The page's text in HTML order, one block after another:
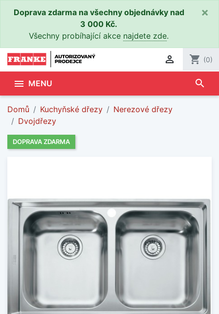
Doprava zdarma na všechny objednávky nad
3 000 Kč.
Všechny probíhající akce najdete zde.
×
 shopping_cart (0)
 MENU search
Domů Kuchyňské dřezy
Nerezové dřezy
Dvojdřezy
DOPRAVA ZDARMA